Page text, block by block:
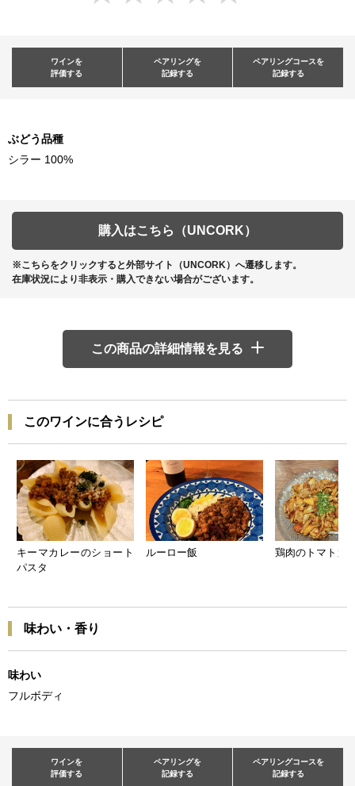
ワインを
評価する
ペアリングを
記録する
ペアリングコースを
記録する
ぶどう品種
シラー 100%
購入はこちら（UNCORK）
※こちらをクリックすると外部サイト（UNCORK）へ遷移します。
在庫状況により非表示・購入できない場合がございます。
この商品の詳細情報を見る
このワインに合うレシピ
キーマカレーのショート
パスタ
ルーロー飯 鶏肉のトマトカ
味わい・香り
味わい
フルボディ
ワインを
評価する
ペアリングを
記録する
ペアリングコースを
記録する